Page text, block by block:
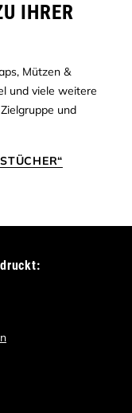
IHRER
Mützen &
und viele weitere
und